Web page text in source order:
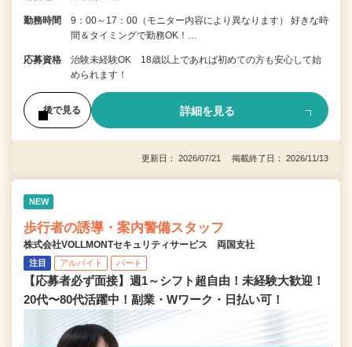
勤務時間
9：00～17：00（モニター内容により異なります） 好きな時
間＆タイミングで勤務OK！…
応募資格
治験未経験OK 18歳以上であれば初めての方も安心して始
められます！
後で見る 詳細を見る
更新日： 2026/07/21 掲載終了日： 2026/11/13
NEW
歩行者の誘導・案内警備スタッフ
株式会社VOLLMONTセキュリティサービス 両国支社
注目 アルバイト パート
【応募者必ず面接】週1～シフト超自由！未経験大歓迎！
20代〜80代活躍中！副業・Wワーク・日払い可！